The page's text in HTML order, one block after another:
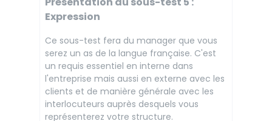
Expression
Ce sous-test fera du manager que vous
serez un as de la langue française. C'est
un requis essentiel en interne dans
l'entreprise mais aussi en externe avec les
clients et de manière générale avec les
interlocuteurs auprès desquels vous
représenterez votre structure.